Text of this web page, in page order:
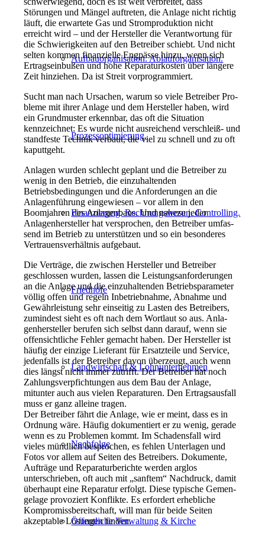
Aufbauorganisation. Ablauforganisation.
Prozessoptimierung.
Finanzierung. Rechnungswesen. Controlling.
Friedhöfe
Landwirtschaft & Lohnunternehmen
Nachfolge
Öffentliche Verwaltung & Kirche
Störungen und Mängel auftreten, die Anlage nicht rich­tig
läuft, die erwartete Gas­ und Stromproduktion nicht
erreicht wird – und der Hersteller die Verantwortung für
die Schwie­rigkeiten auf den Betreiber schiebt. Und nicht
selten kom­men finanzielle Engpässe hinzu, wenn sich
Ertragseinbußen und hohe Reparaturkosten über län­gere
Zeit hinziehen. Da ist Streit vorprogrammiert.
Sucht man nach Ursachen, warum so viele Betreiber Pro­
bleme mit ihrer Anlage und dem Hersteller haben, wird
ein Grundmuster erkennbar, das oft die Situation
kennzeichnet: Es wurde nicht ausreichend verschleiß-­ und
standfeste Technik verbaut, die viel zu schnell und zu oft
kaputtgeht.
Anlagen wurden schlecht geplant und die Betreiber zu
wenig in den Betrieb, die einzu­haltenden
Betriebsbedingungen und die Anforderungen an die
Anlagenführung eingewiesen – vor allem in den
Boomjahren des Anlagenbaus. Und nahezu jeder
Anlagenhersteller hat ver­sprochen, den Betreiber umfas­
send im Betrieb zu unterstützen und so ein besonderes
Vertrau­ensverhältnis aufgebaut.
Die Verträge, die zwi­schen Hersteller und Betreiber
geschlossen wurden, lassen die Leistungsanforderungen
an die Anlage und die einzuhalten­den Betriebsparameter
völlig offen und regeln Inbetriebnah­me, Abnahme und
Gewährleis­tung sehr einseitig zu Lasten des Betreibers,
zumindest sieht es oft nach dem Wortlaut so aus. Anla­
genhersteller berufen sich selbst dann darauf, wenn sie
offen­sichtliche Fehler gemacht haben. Der Hersteller ist
häufig der einzige Lieferant für Ersatzteile und Service,
jedenfalls ist der Betrei­ber davon überzeugt, auch wenn
dies längst nicht immer zutrifft. Der Betreiber hat noch
Zahlungsverpfichtungen aus dem Bau der Anlage,
mitunter auch aus vielen Reparaturen. Den Ertragsausfall
muss er ganz alleine tragen.
Der Betreiber fährt die Anlage, wie er meint, dass es in
Ordnung wäre. Häufig dokumentiert er zu wenig, gerade
wenn es zu Pro­blemen kommt. Im Schadens­fall wird
vieles mündlich bespro­chen, es fehlen Unterlagen und
Fotos vor allem auf Seiten des Betreibers. Dokumente,
Aufträ­ge und Reparaturberichte wer­den arglos
unterschrieben, oft auch mit „sanftem“ Nachdruck, damit
überhaupt eine Reparatur erfolgt. Diese typische Gemen­
gelage provoziert Konflikte. Es erfordert erhebli­che
Kompromissbereitschaft, will man für beide Seiten
akzeptable Lösungen finden.